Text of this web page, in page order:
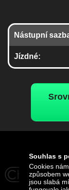
Nástupní
Jízdné:
Souhlas s
Cookies
způsobem
jsou slabá